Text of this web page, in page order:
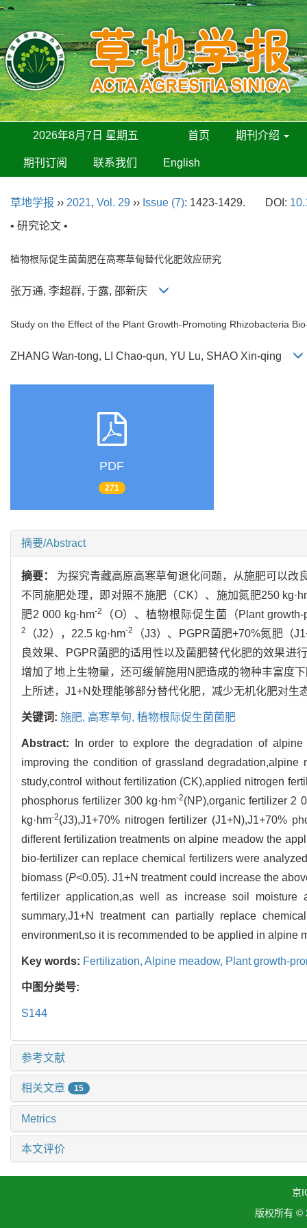
2026年8月7日 星期五 首页 期刊介绍
期刊订阅 联系我们 English
草地学报 ›› 2021, Vol. 29 ›› Issue (7): 1423-1429. DOI:
• 研究论文 •
植物根际促生菌菌肥在高寒草甸替代化肥效应研究
张万通, 李超群, 于露, 邵新庆
Study on the Effect of the Plant Growth-Promoting Rhizobacteria
ZHANG Wan-tong, LI Chao-qun, YU Lu, SHAO Xin-qing
PDF
271
摘要/Abstract
摘要： 为探究青藏高原高寒草甸退化问题，从施肥可以改
不同施肥处理，即对照不施肥（CK）、施加氮肥250
肥2 000 kg·hm-2 （O）、植物根际促生菌（Plant
2 （J2），22.5 kg·hm-2
（J3）、PGPR菌肥+70%氮肥（
良效果、PGPR菌肥的适用性以及菌肥替代化肥的效果进
增加了地上生物量，还可缓解施用N肥造成的物种丰富度
上所述，J1+N处理能够部分替代化肥，减少无机化肥对
关键词: 施肥, 高寒草甸, 植物根际促生菌菌肥
Abstract:
In order to explore the degradation of
improving the condition of grassland
study,control without fertilization (CK),applied nitrogen
phosphorus fertilizer 300 kg·hm-2(NP),organic fertilizer 2
kg·hm-2(J3),J1+70% nitrogen fertilizer (J1+N),J1+70%
different fertilization treatments on alpine meadow the
bio-fertilizer can replace chemical fertilizers were
biomass (P<0.05). J1+N treatment could increase the
fertilizer application,as well as increase soil moisture
summary,J1+N treatment can partially replace
environment,so it is recommended to be applied in alpine
Key words: Fertilization, Alpine meadow, Plant growth-
中图分类号:
S144
参考文献
相关文章 15
Metrics
本文评价
京
版权所有 ©